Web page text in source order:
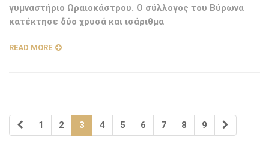
γυμναστήριο Ωραιοκάστρου. Ο σύλλογος του Βύρωνα
κατέκτησε δύο χρυσά και ισάριθμα
READ MORE
1 2 3 4 5 6 7 8 9